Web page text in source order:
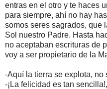
entras en el otro y te haces
para siempre, ahí no hay
somos seres sagrados, que
Sol nuestro Padre. Hasta
no aceptaban escrituras de
voy a ser propietario de la
-Aquí la tierra se explota, no
-¡La felicidad es tan